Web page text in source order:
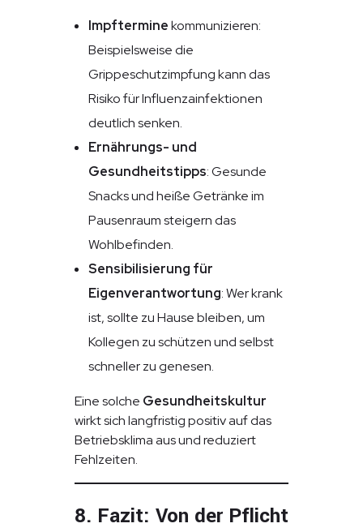
Impfterminekommunizieren:
Beispielsweise die
Grippeschutzimpfung kann das
Risiko für Influenzainfektionen
deutlich senken.
Ernährungs- und
Gesundheitstipps: Gesunde
Snacks und heiße Getränke im
Pausenraum steigern das
Wohlbefinden.
Sensibilisierung für
Eigenverantwortung: Wer krank
ist, sollte zu Hause bleiben, um
Kollegen zu schützen und selbst
schneller zu genesen.
Eine solche Gesundheitskultur
wirkt sich langfristig positiv auf das
Betriebsklima aus und reduziert
Fehlzeiten.
8. Fazit: Von der Pflicht